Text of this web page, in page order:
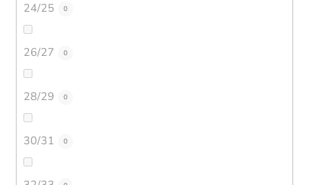
24/25 0
26/27 0
28/29 0
30/31 0